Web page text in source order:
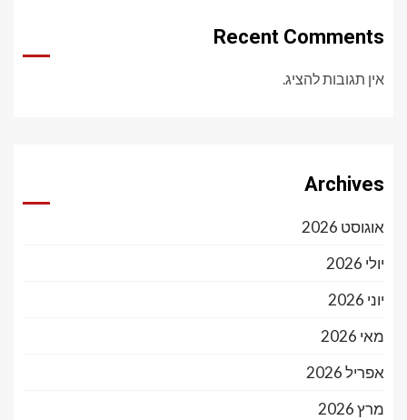
Recent Comments
אין תגובות להציג.
Archives
אוגוסט 2026
יולי 2026
יוני 2026
מאי 2026
אפריל 2026
מרץ 2026